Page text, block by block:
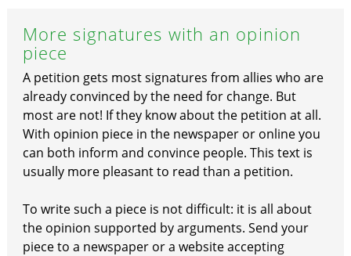
More signatures with an opinion
piece
A petition gets most signatures from allies who are
already convinced by the need for change. But
most are not! If they know about the petition at all.
With opinion piece in the newspaper or online you
can both inform and convince people. This text is
usually more pleasant to read than a petition.
To write such a piece is not difficult: it is all about
the opinion supported by arguments. Send your
piece to a newspaper or a website accepting